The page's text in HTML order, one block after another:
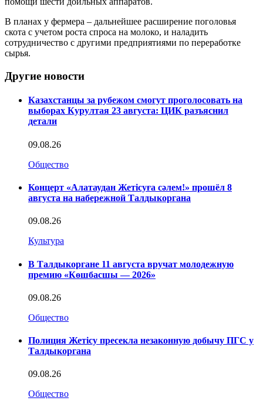
В планах у фермера – дальнейшее расширение поголовья
скота с учетом роста спроса на молоко, и наладить
сотрудничество с другими предприятиями по переработке
сырья.
Другие новости
Казахстанцы за рубежом смогут проголосовать на
выборах Курултая 23 августа: ЦИК разъяснил
детали
09.08.26
Общество
Концерт «Алатаудан Жетісуға сәлем!» прошёл 8
августа на набережной Талдыкоргана
09.08.26
Культура
В Талдыкоргане 11 августа вручат молодежную
премию «Көшбасшы — 2026»
09.08.26
Общество
Полиция Жетісу пресекла незаконную добычу ПГС у
Талдыкоргана
09.08.26
Общество